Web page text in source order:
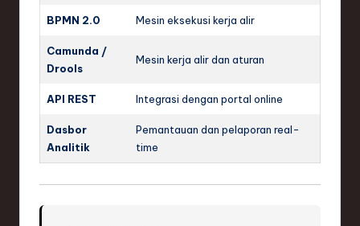
BPMN 2.0 Mesin eksekusi kerja alir
Camunda /
Drools
Mesin kerja alir dan aturan
API REST Integrasi dengan portal online
Dasbor
Analitik
Pemantauan dan pelaporan real-
time